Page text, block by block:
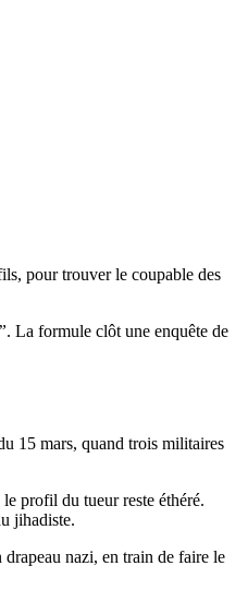
pour trouver le coupable des
. La formule clôt une enquête de
15 mars, quand trois militaires
profil du tueur reste éthéré.
jihadiste.
nazi, en train de faire le